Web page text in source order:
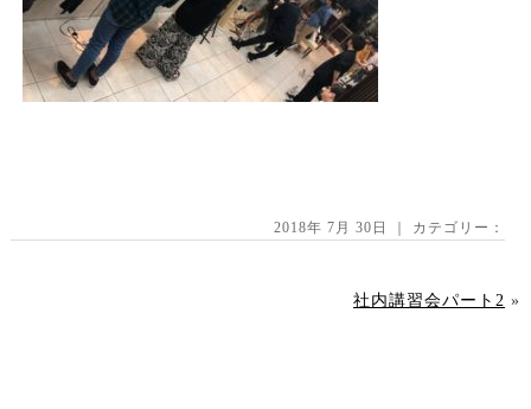
2018年 7月 30日 ｜ カテゴリー：
社内講習会パート2 »